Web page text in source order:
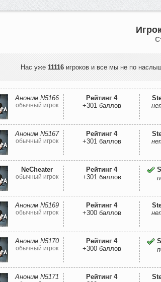
Нас уже 11116 игроков и все мы не по
Аноним N5166
обычный игрок
Рейтинг 4
+301 баллов
Аноним N5167
обычный игрок
Рейтинг 4
+301 баллов
NeCheater
обычный игрок
Рейтинг 4
+301 баллов
Аноним N5169
обычный игрок
Рейтинг 4
+300 баллов
Аноним N5170
обычный игрок
Рейтинг 4
+300 баллов
Аноним N5171
Рейтинг 4